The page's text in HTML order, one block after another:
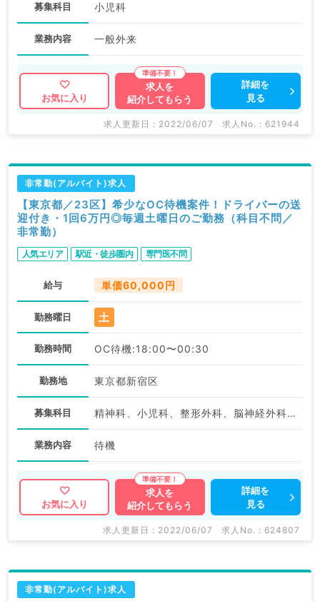
募集科目 小児科
業務内容 一般外来
お気に入り
求人を
紹介してもらう
詳細を
見る
求人更新日 : 2022/06/07 求人No. : 621944
非常勤(アルバイト)求人
【東京都／23区】希少なOC待機案件！ドライバーの送
迎付き・1回6万円◎毎週土曜日のご勤務（科目不問／
非常勤）
人気エリア 駅近・徒歩圏内 専門医不問
給与 単価60,000円
勤務曜日 土
勤務時間 OC待機:18:00〜00:30
勤務地 東京都新宿区
募集科目 精神科、小児科、整形外科、脳神経外科、心臓血管外科、皮膚科、産婦人科、眼科、耳鼻咽喉科、放射線科、麻酔科、一般内科、外科系全般、一般外科、消化器外科、美容皮膚科
業務内容 待機
お気に入り
求人を
紹介してもらう
詳細を
見る
求人更新日 : 2022/06/07 求人No. : 624807
非常勤(アルバイト)求人